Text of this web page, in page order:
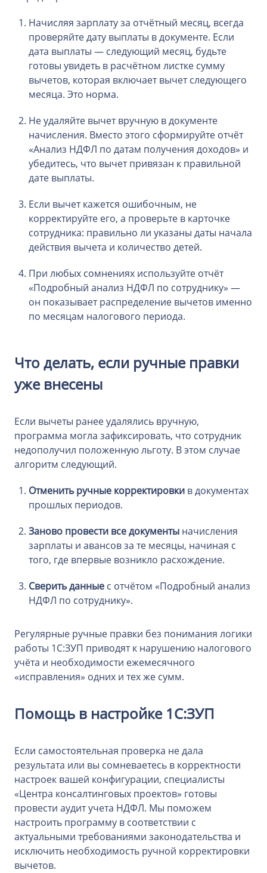
Начисляя зарплату за отчётный месяц, всегда
проверяйте дату выплаты в документе. Если
дата выплаты — следующий месяц, будьте
готовы увидеть в расчётном листке сумму
вычетов, которая включает вычет следующего
месяца. Это норма.
Не удаляйте вычет вручную в документе
начисления. Вместо этого сформируйте отчёт
«Анализ НДФЛ по датам получения доходов» и
убедитесь, что вычет привязан к правильной
дате выплаты.
Если вычет кажется ошибочным, не
корректируйте его, а проверьте в карточке
сотрудника: правильно ли указаны даты начала
действия вычета и количество детей.
При любых сомнениях используйте отчёт
«Подробный анализ НДФЛ по сотруднику» —
он показывает распределение вычетов именно
по месяцам налогового периода.
Что делать, если ручные правки
уже внесены
Если вычеты ранее удалялись вручную,
программа могла зафиксировать, что сотрудник
недополучил положенную льготу. В этом случае
алгоритм следующий.
Отменить ручные корректировки в документах
прошлых периодов.
Заново провести все документы начисления
зарплаты и авансов за те месяцы, начиная с
того, где впервые возникло расхождение.
Сверить данные с отчётом «Подробный анализ
НДФЛ по сотруднику».
Регулярные ручные правки без понимания логики
работы 1С:ЗУП приводят к нарушению налогового
учёта и необходимости ежемесячного
«исправления» одних и тех же сумм.
Помощь в настройке 1С:ЗУП
Если самостоятельная проверка не дала
результата или вы сомневаетесь в корректности
настроек вашей конфигурации, специалисты
«Центра консалтинговых проектов» готовы
провести аудит учета НДФЛ. Мы поможем
настроить программу в соответствии с
актуальными требованиями законодательства и
исключить необходимость ручной корректировки
вычетов.